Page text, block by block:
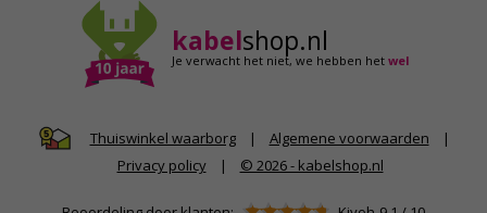
kabelshop.nl
Je verwacht het niet,we hebben hetwel
Thuiswinkel waarborg | Algemene voorwaarden
|
Privacy policy
| © 2026 - kabelshop.nl